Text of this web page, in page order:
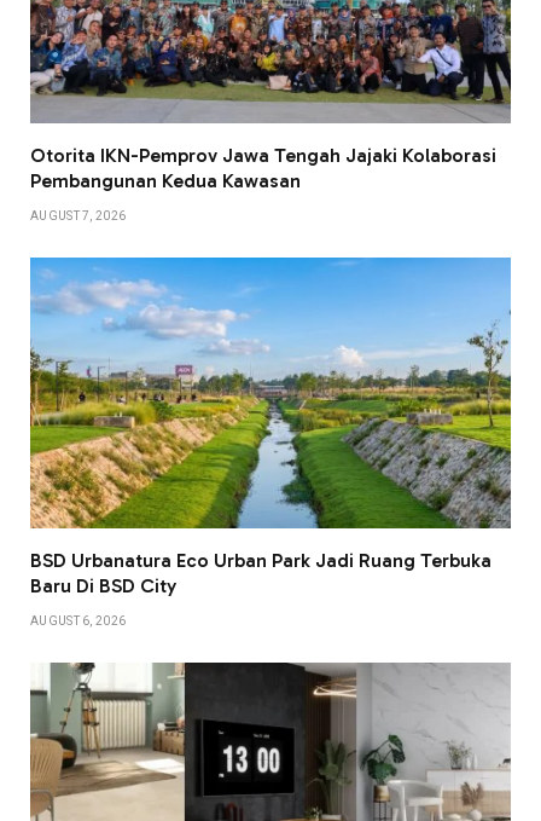
Otorita IKN-Pemprov Jawa Tengah Jajaki Kolaborasi
Pembangunan Kedua Kawasan
AUGUST 7, 2026
BSD Urbanatura Eco Urban Park Jadi Ruang Terbuka
Baru Di BSD City
AUGUST 6, 2026